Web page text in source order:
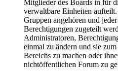
Mitglieder des Boards in für
verwaltbare Einheiten
Gruppen angehören und
Berechtigungen zugeteilt
Administratoren,
einmal zu ändern und sie
Bereichs zu machen oder
nichtöffentlichen Forum zu